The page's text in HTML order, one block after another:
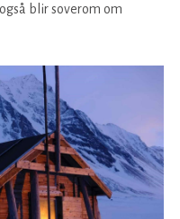
blir soverom om